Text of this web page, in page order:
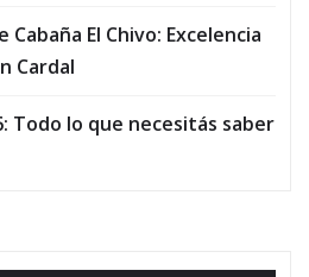
Cabaña El Chivo: Excelencia
Cardal
Todo lo que necesitás saber